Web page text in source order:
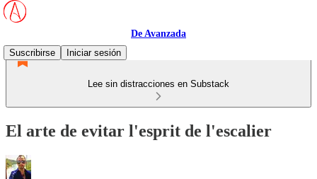
De Avanzada
Suscribirse
Iniciar sesión
Lee sin distracciones en Substack
El arte de evitar l'esprit de l'escalier